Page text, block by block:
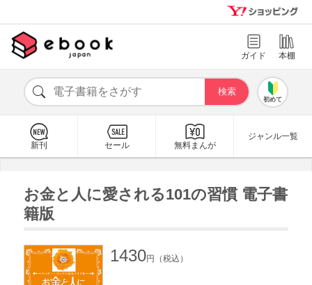
ガイド 本棚
初めて
新刊 セール 無料まんが
ジャンル一覧
お金と人に愛される101の習慣 電子書
籍版
1430円（税込）